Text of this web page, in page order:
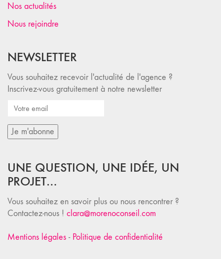
Nos actualités
Nous rejoindre
NEWSLETTER
Vous souhaitez recevoir l'actualité de l'agence ?
Inscrivez-vous gratuitement à notre newsletter
UNE QUESTION, UNE IDÉE, UN
PROJET…
Vous souhaitez en savoir plus ou nous rencontrer ?
Contactez-nous ! clara@morenoconseil.com
Mentions légales - Politique de confidentialité